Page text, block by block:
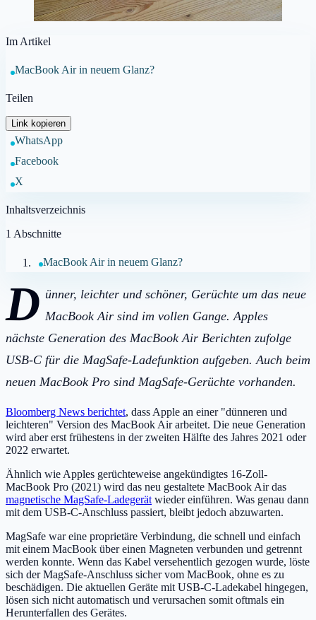
Im Artikel
MacBook Air in neuem Glanz?
Teilen
Link kopieren
WhatsApp
Facebook
X
Inhaltsverzeichnis
1 Abschnitte
MacBook Air in neuem Glanz?
D ünner, leichter und schöner, Gerüchte um das neue
MacBook Air sind im vollen Gange. Apples
nächste Generation des MacBook Air Berichten zufolge
USB-C für die MagSafe-Ladefunktion aufgeben. Auch beim
neuen MacBook Pro sind MagSafe-Gerüchte vorhanden.
Bloomberg News berichtet, dass Apple an einer "dünneren und
leichteren" Version des MacBook Air arbeitet. Die neue Generation
wird aber erst frühestens in der zweiten Hälfte des Jahres 2021 oder
2022 erwartet.
Ähnlich wie Apples gerüchteweise angekündigtes 16-Zoll-
MacBook Pro (2021) wird das neu gestaltete MacBook Air das
magnetische MagSafe-Ladegerät wieder einführen. Was genau dann
mit dem USB-C-Anschluss passiert, bleibt jedoch abzuwarten.
MagSafe war eine proprietäre Verbindung, die schnell und einfach
mit einem MacBook über einen Magneten verbunden und getrennt
werden konnte. Wenn das Kabel versehentlich gezogen wurde, löste
sich der MagSafe-Anschluss sicher vom MacBook, ohne es zu
beschädigen. Die aktuellen Geräte mit USB-C-Ladekabel hingegen,
lösen sich nicht automatisch und verursachen somit oftmals ein
Herunterfallen des Gerätes.